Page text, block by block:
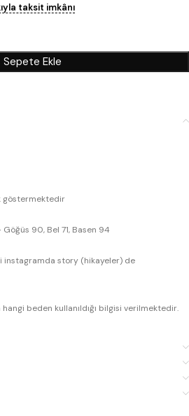
taksit imkânı
Sepete Ekle
göstermektedir
90, Bel 71, Basen 94
instagramda story (hikayeler) de
beden kullanıldığı bilgisi verilmektedir.